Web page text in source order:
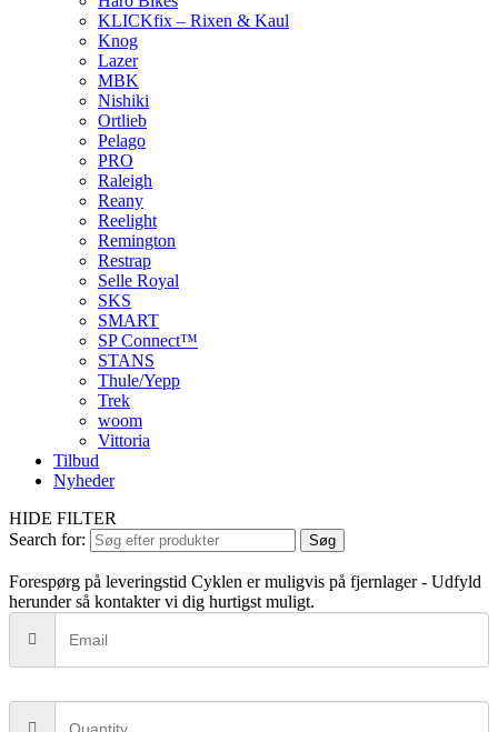
KLICKfix – Rixen & Kaul
Knog
Lazer
MBK
Nishiki
Ortlieb
Pelago
PRO
Raleigh
Reany
Reelight
Remington
Restrap
Selle Royal
SKS
SMART
SP Connect™
STANS
Thule/Yepp
Trek
woom
Vittoria
Tilbud
Nyheder
HIDE FILTER
Search for:
Søg
Forespørg på leveringstid Cyklen er muligvis på fjernlager - Udfyld
herunder så kontakter vi dig hurtigst muligt.